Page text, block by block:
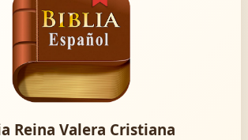
Reina Valera Cristiana